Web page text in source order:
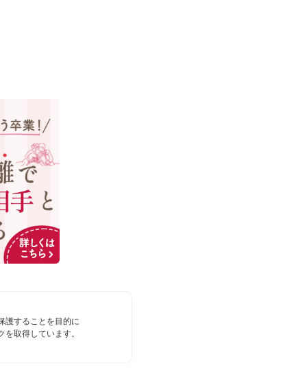
護することを目的に
取得しています。